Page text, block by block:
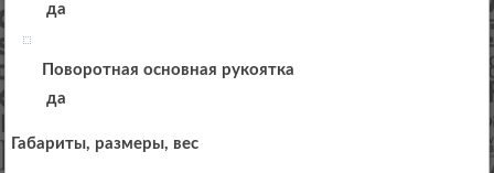
да
Поворотная основная рукоятка
да
Габариты, размеры, вес